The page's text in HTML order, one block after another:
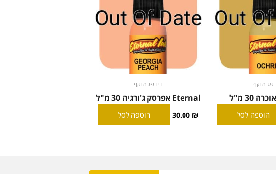
פג תוקף
הוספה לסל
דיו פג תוקף
Eternal אפרסק ג'ורגיה 30 מ"ל
30.00 ₪ הוספה לסל